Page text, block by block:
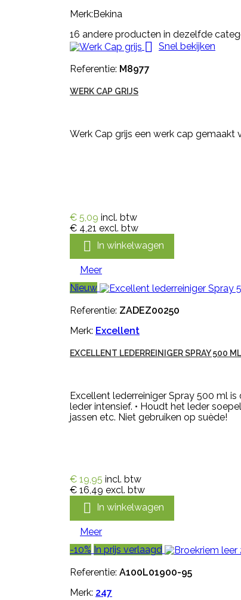
Merk:Bekina
16 andere producten in dezelfde
 Snel bekijken
Referentie: M8977
WERK CAP GRIJS
Werk Cap grijs een werk cap
€ 5,09 incl. btw
€ 4,21 excl. btw
 In winkelwagen
Meer
Nieuw
Referentie: ZADEZ00250
Merk: Excellent
EXCELLENT LEDERREINIGER SPRAY 500 ML
Excellent lederreiniger Spray 500 ml
leder intensief. • Houdt het leder
jassen etc. Niet gebruiken op suède!
€ 19,95 incl. btw
€ 16,49 excl. btw
 In winkelwagen
Meer
-10% In prijs verlaagd
Referentie: A100L01900-95
Merk: 247